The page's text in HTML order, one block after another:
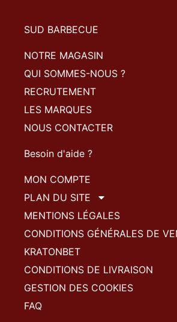
SUD BARBECUE
NOTRE MAGASIN
QUI SOMMES-NOUS ?
RECRUTEMENT
LES MARQUES
NOUS CONTACTER
Besoin d'aide ?
MON COMPTE
PLAN DU SITE
MENTIONS LÉGALES
CONDITIONS GÉNÉRALES DE
KRATONBET
CONDITIONS DE LIVRAISON
GESTION DES COOKIES
FAQ